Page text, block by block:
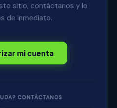
sitio, contáctanos y lo
de inmediato.
mi cuenta
CONTÁCTANOS